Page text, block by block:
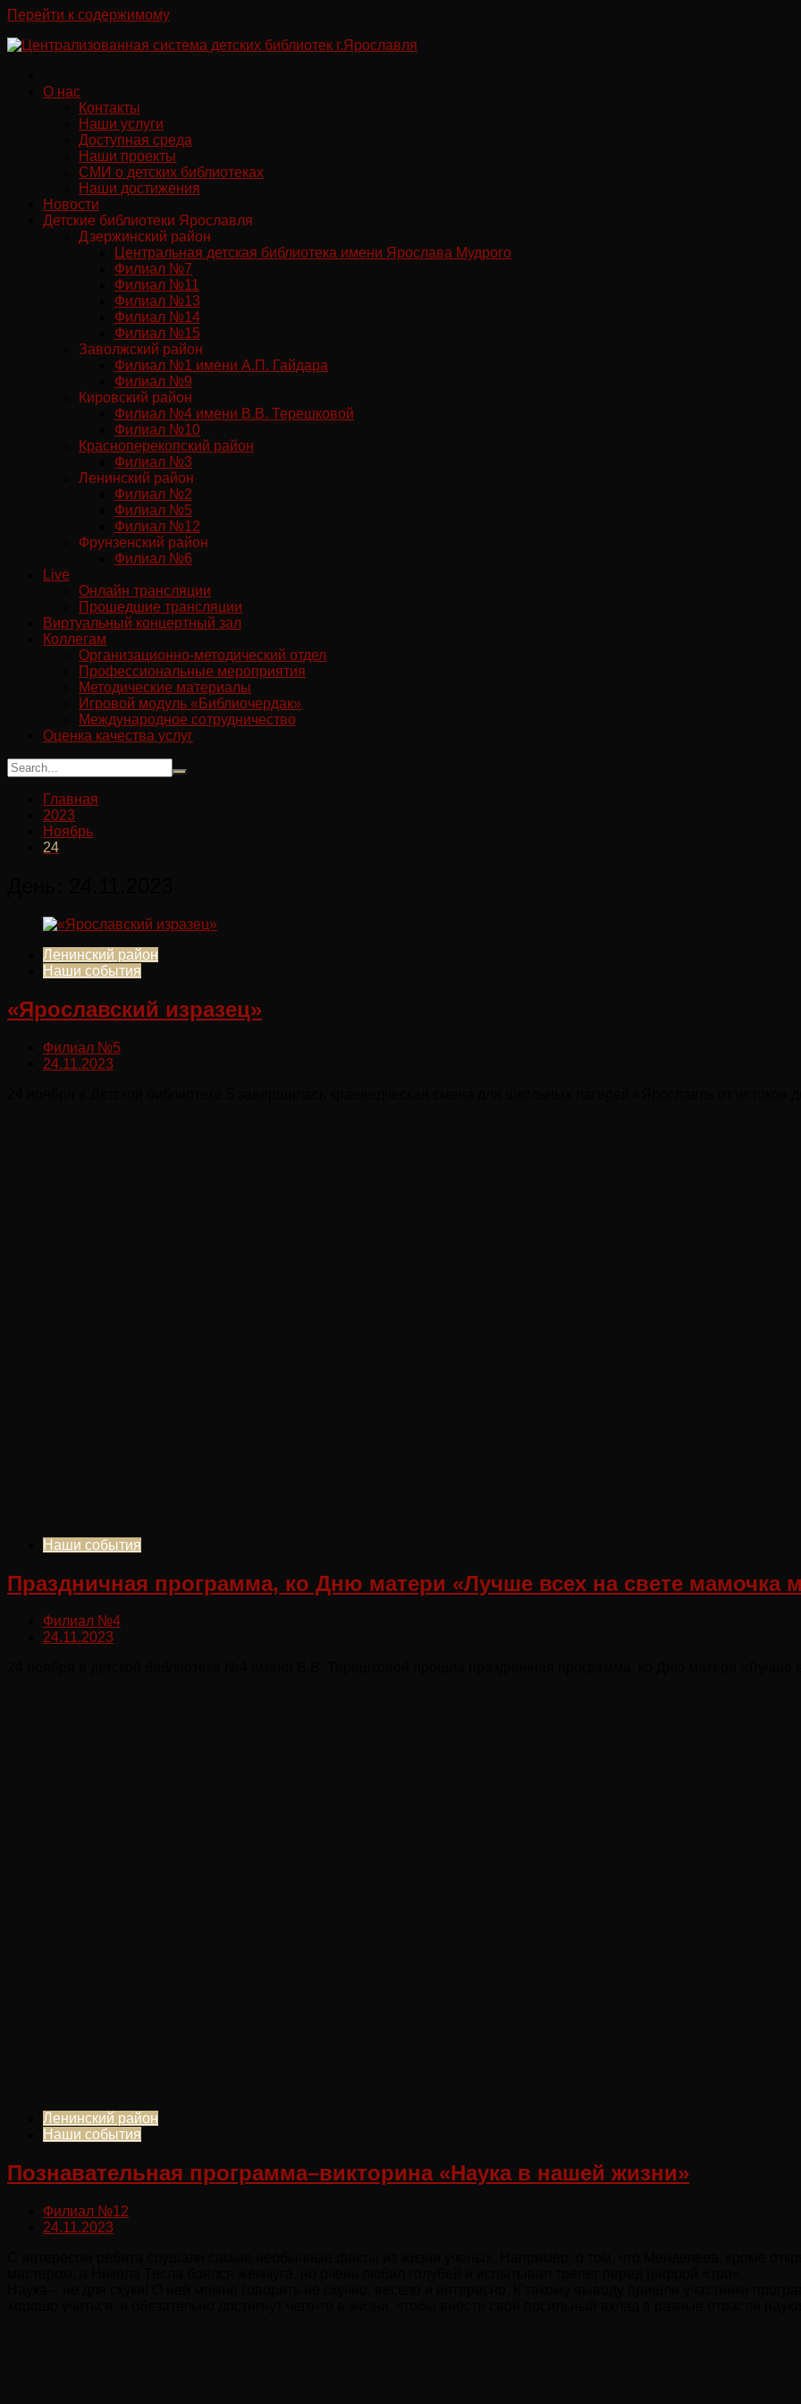
Перейти к содержимому
О нас
Контакты
Наши услуги
Доступная среда
Наши проекты
СМИ о детских библиотеках
Наши достижения
Новости
Детские библиотеки Ярославля
Дзержинский район
Центральная детская библиотека имени Ярослава Мудрого
Филиал №7
Филиал №11
Филиал №13
Филиал №14
Филиал №15
Заволжский район
Филиал №1 имени А.П. Гайдара
Филиал №9
Кировский район
Филиал №4 имени В.В. Терешковой
Филиал №10
Красноперекопский район
Филиал №3
Ленинский район
Филиал №2
Филиал №5
Филиал №12
Фрунзенский район
Филиал №6
Live
Онлайн трансляции
Прошедшие трансляции
Виртуальный концертный зал
Коллегам
Организационно-методический отдел
Профессиональные мероприятия
Методические материалы
Игровой модуль «Библиочердак»
Международное сотрудничество
Оценка качества услуг
Главная
2023
Ноябрь
24
Ленинский район
Наши события
«Ярославский изразец»
Филиал №5
24.11.2023
Наши события
Праздничная программа, ко Дню матери «Лучше всех на свете мамочка
Филиал №4
24.11.2023
Ленинский район
Наши события
Познавательная программа–викторина «Наука в нашей жизни»
Филиал №12
24.11.2023